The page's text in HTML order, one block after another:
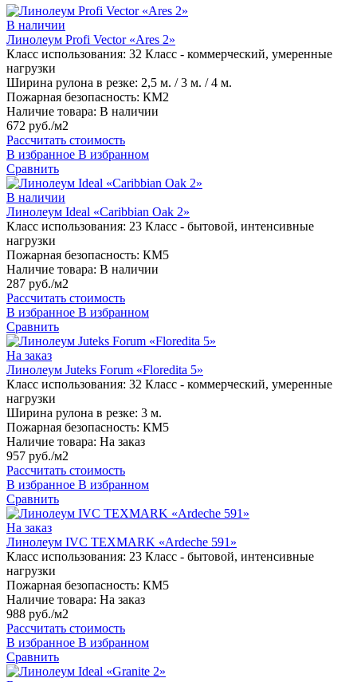
В наличии
Линолеум Profi Vector «Ares 2»
Класс использования: 32 Класс - коммерческий, умеренные
нагрузки
Ширина рулона в резке: 2,5 м. / 3 м. / 4 м.
Пожарная безопасность: КМ2
Наличие товара: В наличии
672 руб./м2
Рассчитать стоимость
В избранное В избранном
Сравнить
В наличии
Линолеум Ideal «Caribbian Oak 2»
Класс использования: 23 Класс - бытовой, интенсивные
нагрузки
Пожарная безопасность: КМ5
Наличие товара: В наличии
287 руб./м2
Рассчитать стоимость
В избранное В избранном
Сравнить
На заказ
Линолеум Juteks Forum «Floredita 5»
Класс использования: 32 Класс - коммерческий, умеренные
нагрузки
Ширина рулона в резке: 3 м.
Пожарная безопасность: КМ5
Наличие товара: На заказ
957 руб./м2
Рассчитать стоимость
В избранное В избранном
Сравнить
На заказ
Линолеум IVC TEXMARK «Ardeche 591»
Класс использования: 23 Класс - бытовой, интенсивные
нагрузки
Пожарная безопасность: КМ5
Наличие товара: На заказ
988 руб./м2
Рассчитать стоимость
В избранное В избранном
Сравнить